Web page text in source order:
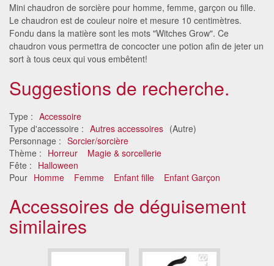
Mini chaudron de sorcière pour homme, femme, garçon ou fille.
Le chaudron est de couleur noire et mesure 10 centimètres.
Fondu dans la matière sont les mots "Witches Grow". Ce
chaudron vous permettra de concocter une potion afin de jeter un
sort à tous ceux qui vous embêtent!
Suggestions de recherche.
Type : Accessoire
Type d'accessoire : Autres accessoires (Autre)
Personnage : Sorcier/sorcière
Thème : Horreur
Magie & sorcellerie
Fête : Halloween
Pour Homme Femme Enfant fille Enfant Garçon
Accessoires de déguisement
similaires